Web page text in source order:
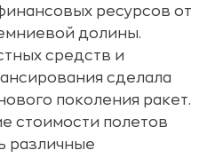
ресурсов от
долины.
средств и
сделала
поколения ракет.
стоимости полетов
различные